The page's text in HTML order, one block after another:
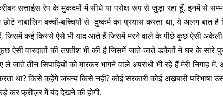
सत्ताईस रेप के मुकदमों में सीधे या परोक्ष रूप से जुड़ा रहा हूँ. इनमें से
नाबालिग बच्चों-बच्चियों से दुष्कर्म का प्रयास करता था, ये अलग
जिसमें कई किस्से ऐसे भी याद आते हैं जिसमें मरने वाले के पीछे कुछ ऐसी अकेली
ऐसी वारदातों की तफ़्तीश भी की है जिसमें जाते-जाते डकैतों ने घर के सारे
ले जाते तीन सिपाहियों को मारकर भागने वाले अपराधी भी रहे हैं मेरी
था? किसे कहेंगे जघन्य किसे नहीं? कोई सरकारी कोई अख़बारी परिभाषा
कर फ्रीज़र में बंद देखने की होगी.